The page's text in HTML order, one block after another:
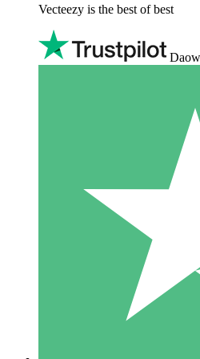
Vecteezy is the best of best